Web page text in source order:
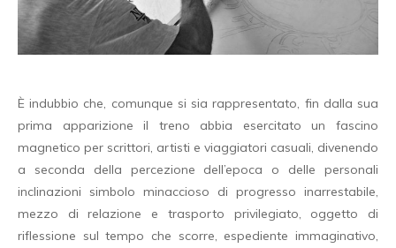
È indubbio che, comunque si sia rappresentato, fin dalla sua
prima apparizione il treno abbia esercitato un fascino
magnetico per scrittori, artisti e viaggiatori casuali, divenendo
a seconda della percezione dell’epoca o delle personali
inclinazioni simbolo minaccioso di progresso inarrestabile,
mezzo di relazione e trasporto privilegiato, oggetto di
riflessione sul tempo che scorre, espediente immaginativo,